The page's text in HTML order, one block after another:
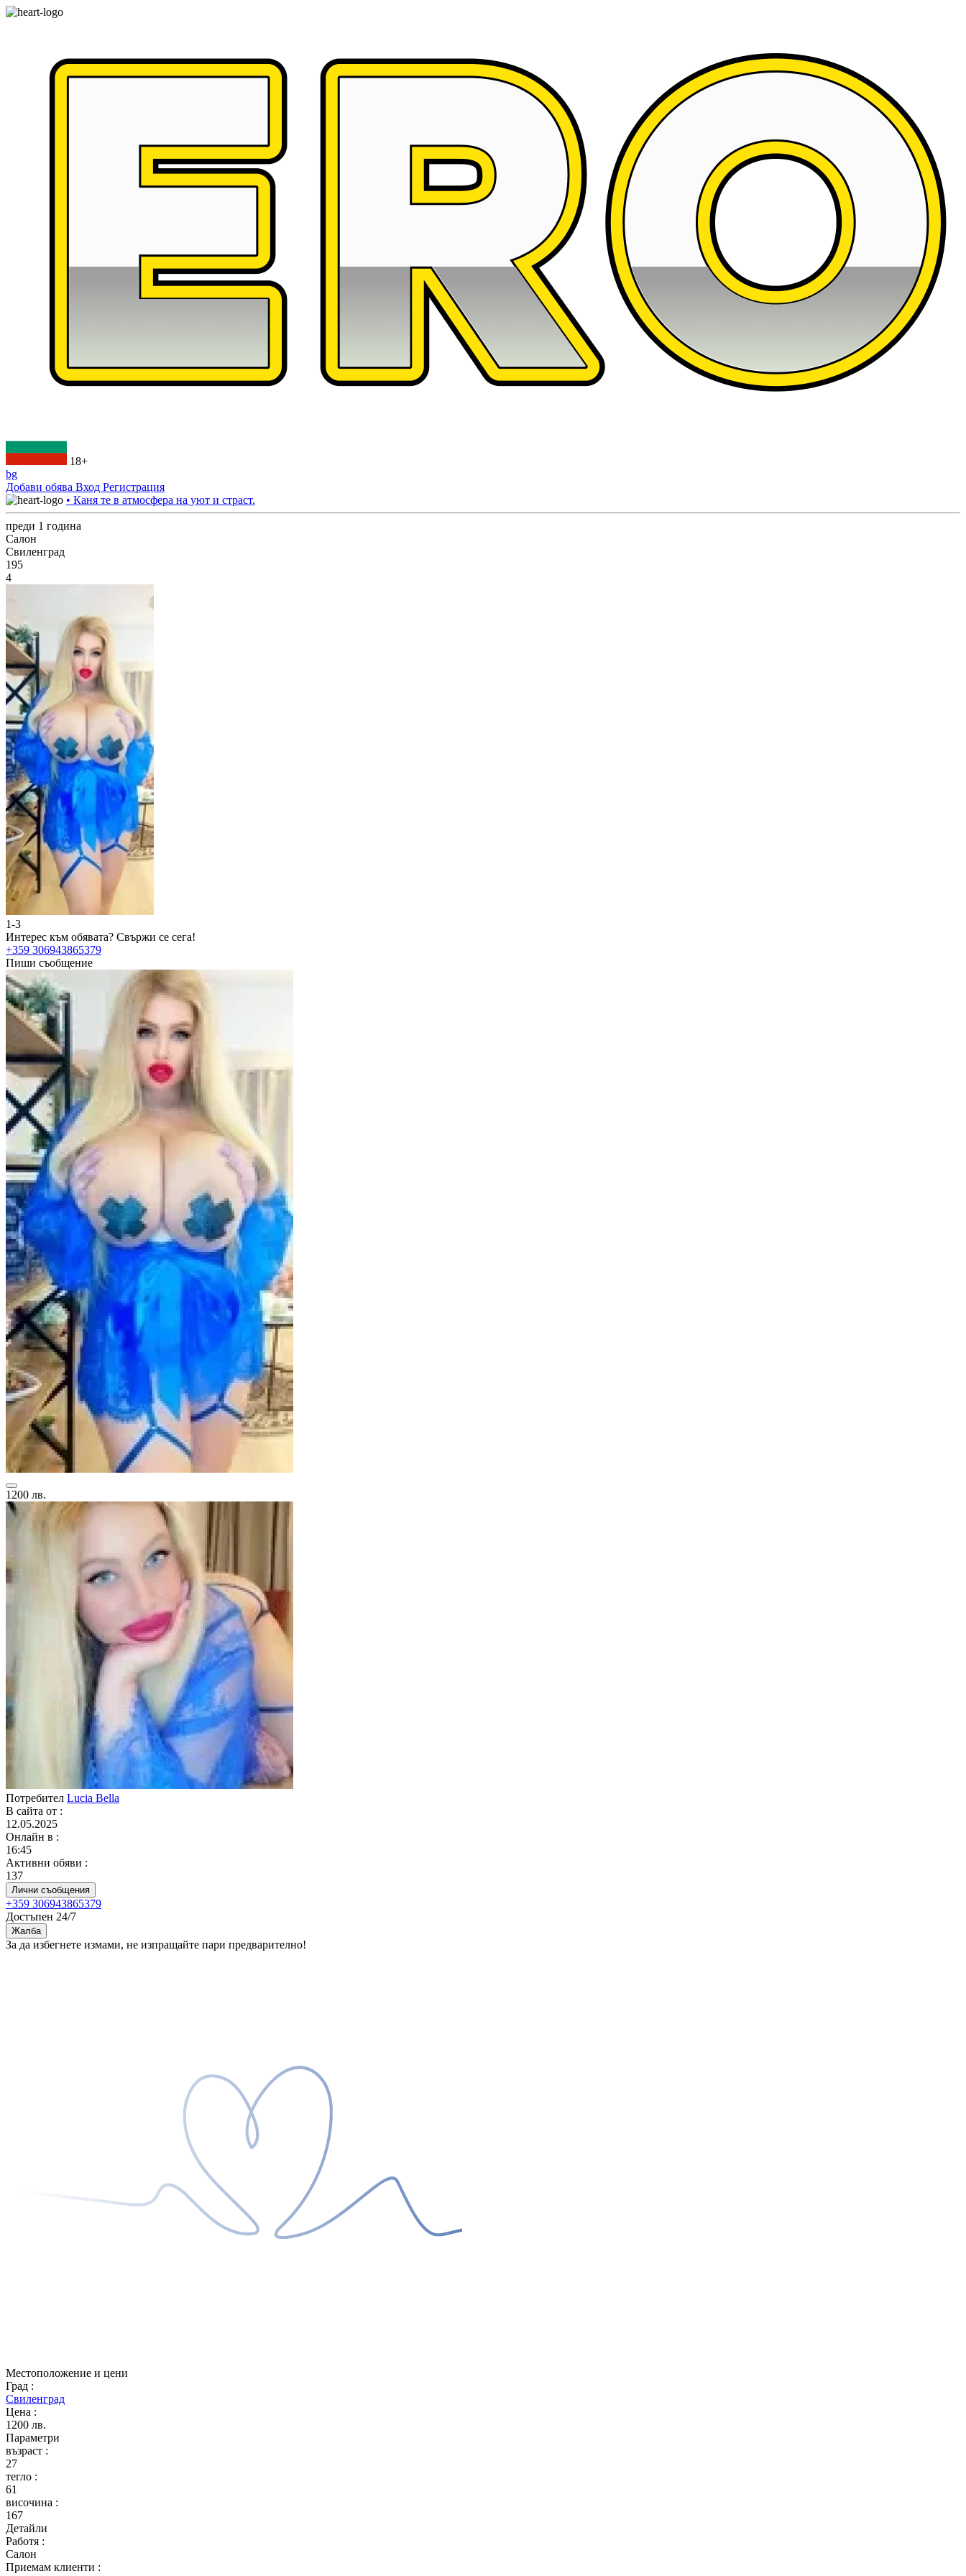
18+
bg
Добави обява Вход Регистрация
• Каня те в атмосфера на уют и страст.
преди 1 година
Салон
Свиленград
195
4
1-3
Интерес към обявата? Свържи се сега!
+359 306943865379
Пиши съобщение
1200 лв.
Потребител Lucia Bella
В сайта от :
12.05.2025
Онлайн в :
16:45
Активни обяви :
137
Лични съобщения
+359 306943865379
Достъпен 24/7
Жалба
За да избегнете измами, не изпращайте пари предварително!
Местоположение и цени
Град :
Свиленград
Цена :
1200 лв.
Параметри
възраст :
27
тегло :
61
височина :
167
Детайли
Работя :
Салон
Приемам клиенти :